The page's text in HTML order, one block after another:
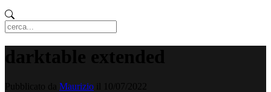
Maurizio